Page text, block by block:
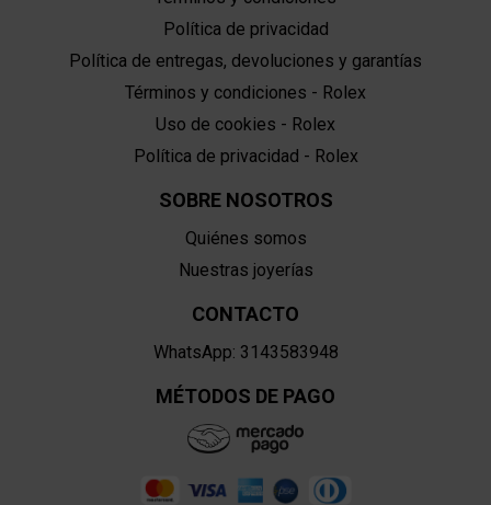
Política de privacidad
Política de entregas, devoluciones y garantías
Términos y condiciones - Rolex
Uso de cookies - Rolex
Política de privacidad - Rolex
SOBRE NOSOTROS
Quiénes somos
Nuestras joyerías
CONTACTO
WhatsApp: 3143583948
MÉTODOS DE PAGO